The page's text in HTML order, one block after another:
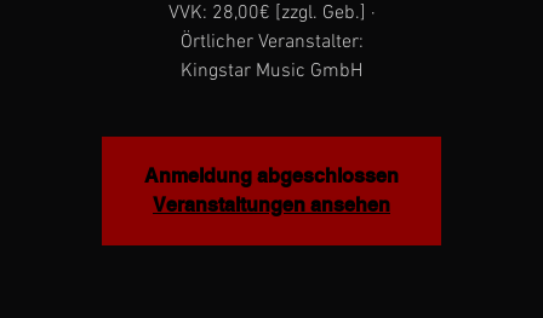
VVK: 28,00€ [zzgl. Geb.] ·
Örtlicher Veranstalter:
Kingstar Music GmbH
Anmeldung abgeschlossen
Veranstaltungen ansehen